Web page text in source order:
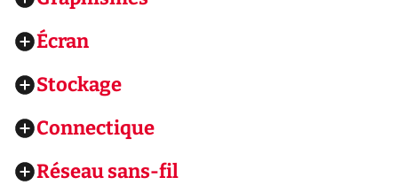
Écran
Stockage
Connectique
Réseau sans-fil